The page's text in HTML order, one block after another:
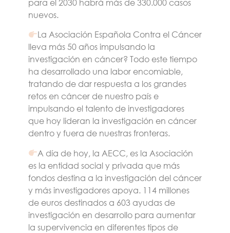
para el 2030 habrá más de 330.000 casos
nuevos.
La Asociación Española Contra el Cáncer
lleva más 50 años impulsando la
investigación en cáncer? Todo este tiempo
ha desarrollado una labor encomiable,
tratando de dar respuesta a los grandes
retos en cáncer de nuestro país e
impulsando el talento de investigadores
que hoy lideran la investigación en cáncer
dentro y fuera de nuestras fronteras.
A día de hoy, la AECC, es la Asociación
es la entidad social y privada que más
fondos destina a la investigación del cáncer
y más investigadores apoya. 114 millones
de euros destinados a 603 ayudas de
investigación en desarrollo para aumentar
la supervivencia en diferentes tipos de